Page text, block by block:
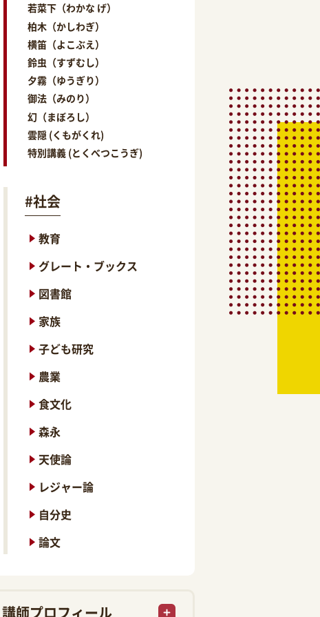
若菜下（わかな げ）
柏木（かしわぎ）
横笛（よこぶえ）
鈴虫（すずむし）
夕霧（ゆうぎり）
御法（みのり）
幻（まぼろし）
雲隠 (くもがくれ)
特別講義 (とくべつこうぎ)
#社会
教育
グレート・ブックス
図書館
家族
子ども研究
農業
食文化
森永
天使論
レジャー論
自分史
論文
講師プロフィール